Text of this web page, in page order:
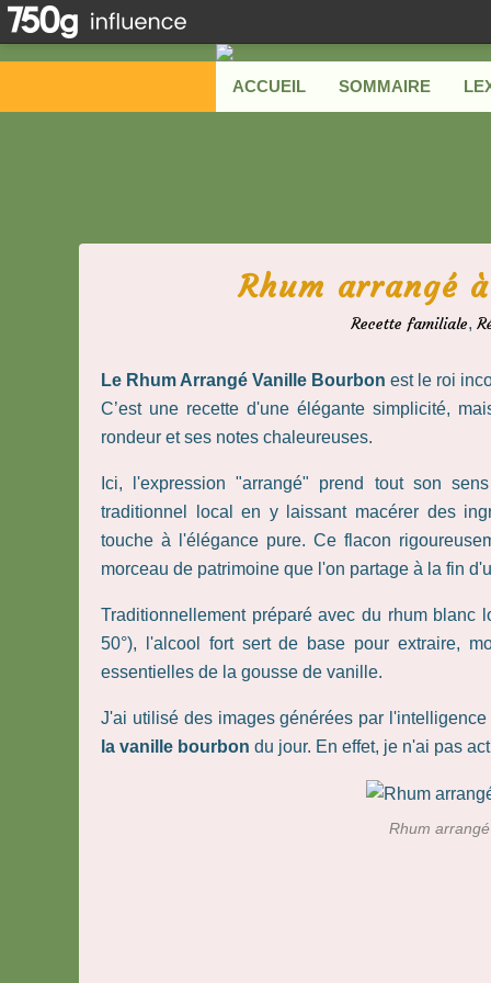
ACCUEIL SOMMAIRE
Rhum arrangé
Recette familiale,
Le Rhum Arrangé Vanille Bourbon est le roi
C’est une recette d'une élégante simplicité,
rondeur et ses notes chaleureuses.
Ici, l'expression "arrangé" prend tout son
traditionnel local en y laissant macérer des
touche à l'élégance pure. Ce flacon
morceau de patrimoine que l'on partage à la fin
Traditionnellement préparé avec du rhum blanc
50°), l'alcool fort sert de base pour extraire,
essentielles de la gousse de vanille.
J'ai utilisé des images générées par
la vanille bourbon du jour. En effet, je n'ai pas
Rhum